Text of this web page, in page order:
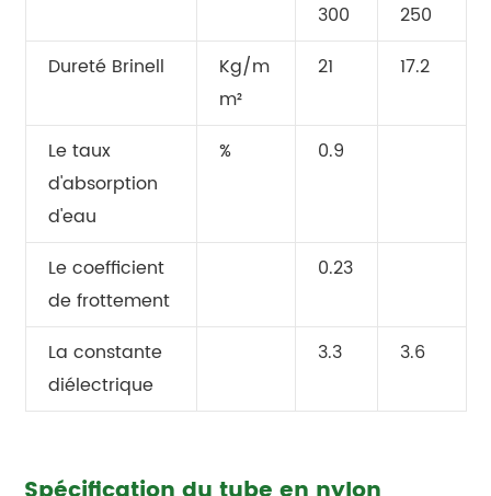
300
250
Dureté Brinell
Kg/m
m²
21 17.2
Le taux
d'absorption
d'eau
% 0.9
Le coefficient
de frottement
0.23
La constante
diélectrique
3.3 3.6